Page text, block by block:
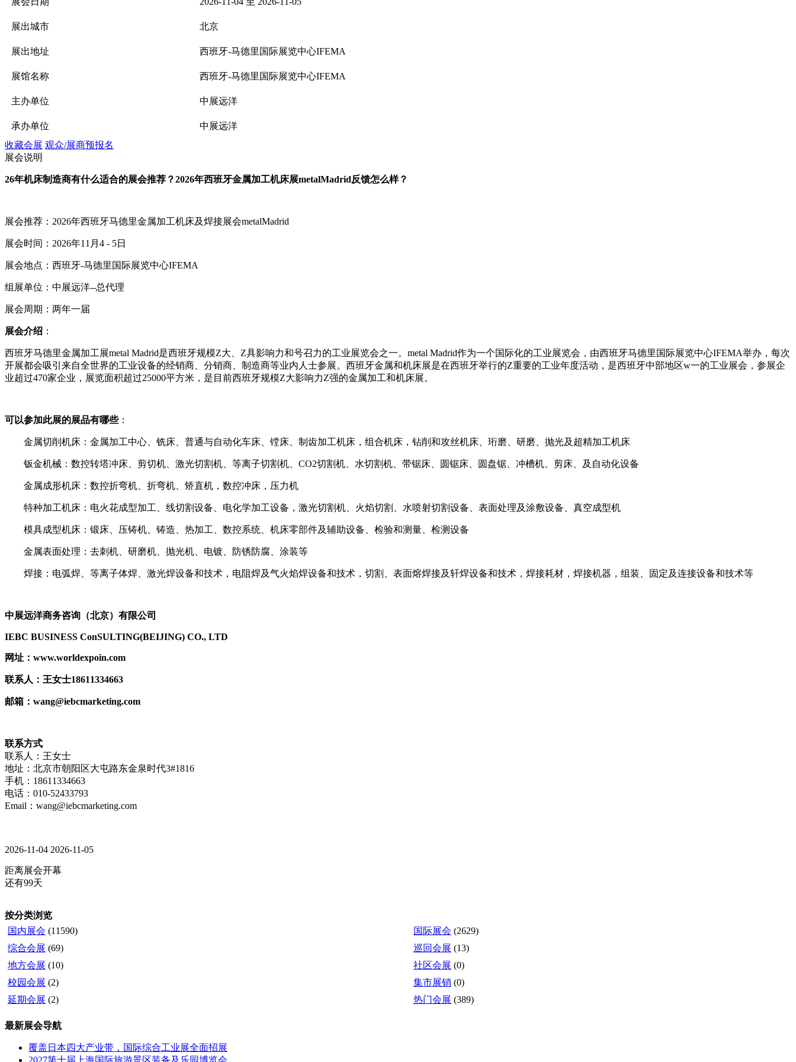
展出城市 北京
展出地址 西班牙-马德里国际展览中心IFEMA
展馆名称 西班牙-马德里国际展览中心IFEMA
主办单位 中展远洋
承办单位
中展远洋
收藏会展 观众/展商预报名
展会说明
26年机床制造商有什么适合的展会推荐？2026年西班牙金属加工机床展metalMadrid反馈怎么样？
展会推荐： 2026年西班牙马德里金属加工机床及焊接展会metalMadrid
展会时间： 2026年11 月 4 - 5日
展会地点：西班牙-马德里国际展览中心IFEMA
组展单位：中展远洋--总代理
展会周期：两年一届
展会介绍 ：
西班牙马德里金属加工展metal Madrid是西班牙规模Z大、 Z具影响力和号召力的工业展览会之一。 metal Madrid作为一个国际化的工业展览会，由西班牙马德里国际展览中心IFEMA举办，每次
开展都会吸引来自全世界的工业设备的经销商、分销商、制造商等业内人士参展。西班牙金属和机床展是在西班牙举行的Z重要的工业年度活动，是西班牙中部地区w一的工业展会，参展企
业超过470家企业，展览面积超过25000平方米，是目前西班牙规模Z大影响力Z强的金属加工和机床展。
可以参加此展的展品有哪些：
金属切削机床：金属加工中心、铣床、普通与自动化车床、镗床、制齿加工机床，组合机床，钻削和攻丝机床、珩磨、研磨、抛光及超精加工机床
钣金机械： 数控转塔冲床、剪切机、激光切割机、等离子切割机、 CO2切割机、水切割机、带锯床、圆锯床、圆盘锯、冲槽机、剪床、及自动化设备
金属成形机床：数控折弯机、折弯机、矫直机，数控冲床，压力机
特种加工机床：电火花成型加工、线切割设备、电化学加工设备，激光切割机、火焰切割、水喷射切割设备、表面处理及涂敷设备、真空成型机
模具成型机床：锻床、压铸机、铸造、热加工、数控系统、机床零部件及辅助设备、检验和测量、检测设备
金属表面处理：去刺机、研磨机、抛光机、电镀、防锈防腐、涂装等
焊接：电弧焊、等离子体焊、激光焊设备和技术，电阻焊及气火焰焊设备和技术，切割、表面熔焊接及轩焊设备和技术，焊接耗材，焊接机器，组装、固定及连接设备和技术等
中展远洋商务咨询（北京）有限公司
IEBC BUSINESS ConSULTING(BEIJING) CO., LTD
网址 ： www.worldexpoin.com
联系人：王女士18611334663
邮箱： wang@iebcmarketing.com
联系方式
联系人：王女士
地址：北京市朝阳区大屯路东金泉时代3#1816
手机：18611334663
电话：010-52433793
Email：wang@iebcmarketing.com
2026-11-04 2026-11-05
距离展会开幕
还有99天
按分类浏览
国内展会 (11590) 国际展会 (2629)
综合会展 (69) 巡回会展 (13)
地方会展 (10) 社区会展 (0)
校园会展 (2) 集市展销 (0)
延期会展 (2) 热门会展 (389)
最新展会导航
覆盖日本四大产业带，国际综合工业展全面招展
2027第十届上海国际旅游景区装备及乐园博览会